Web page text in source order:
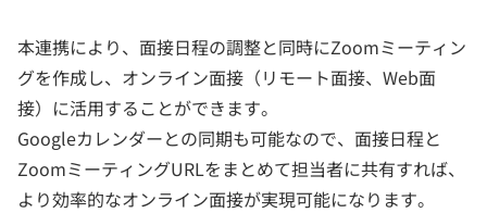
本連携により、面接日程の調整と同時にZoomミーティン
グを作成し、オンライン面接（リモート面接、Web面
接）に活用することができます。
Googleカレンダーとの同期も可能なので、面接日程と
ZoomミーティングURLをまとめて担当者に共有すれば、
より効率的なオンライン面接が実現可能になります。